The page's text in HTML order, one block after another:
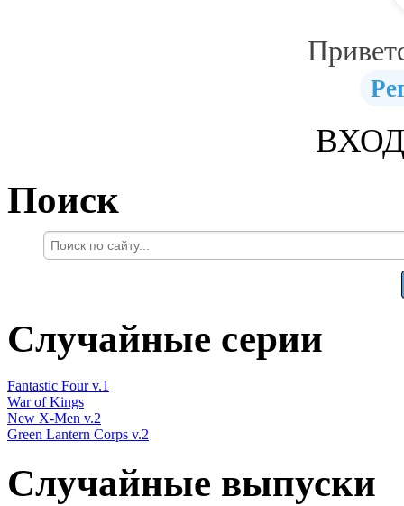
Поиск
Случайные серии
Fantastic Four v.1
War of Kings
New X-Men v.2
Green Lantern Corps v.2
Случайные выпуски